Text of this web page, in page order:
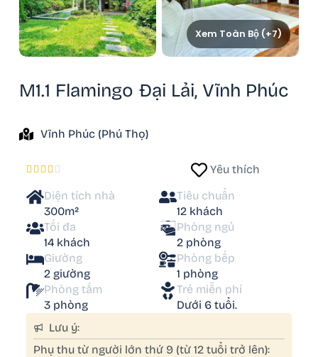
Xem Toàn Bộ (+7)
M1.1 Flamingo Đại Lải, Vĩnh Phúc
Vĩnh Phúc (Phú Thọ)
    
Yêu thích
Diện tích nhà
300m²
Tiêu chuẩn
12 khách
Tối đa
14 khách
Phòng ngủ
2 phòng
Giường
2 giường
Phòng bếp
1 phòng
Phòng tắm
3 phòng
Trẻ miễn phí
Dưới 6 tuổi.
Lưu ý:
Phụ thu từ người lớn thứ 9 (từ 12 tuổi trở lên):